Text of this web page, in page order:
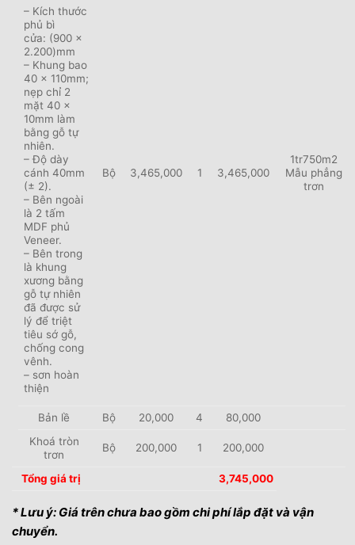
– Kích thước
phủ bì
cửa: (900 x
2.200)mm
– Khung bao
40 x 110mm;
nẹp chỉ 2
mặt 40 x
10mm làm
bằng gỗ tự
nhiên.
– Độ dày
cánh 40mm
(± 2).
– Bên ngoài
là 2 tấm
MDF phủ
Veneer.
– Bên trong
là khung
xương bằng
gỗ tự nhiên
đã được sử
lý để triệt
tiêu sớ gỗ,
chống cong
vênh.
– sơn hoàn
thiện
Bộ 3,465,000 1 3,465,000
1tr750m2
Mẫu phẳng
trơn
Bản lề Bộ 20,000 4
80,000
Khoá tròn
trơn
Bộ 200,000 1 200,000
Tổng giá trị 3,745,000
* Lưu ý: Giá trên chưa bao gồm chi phí lắp đặt và vận
chuyển.